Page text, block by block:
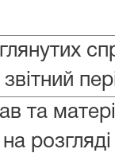
та
розгляді